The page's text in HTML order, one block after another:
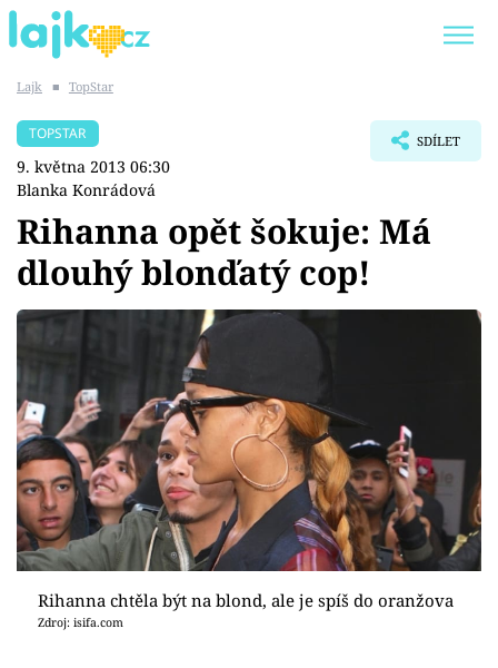
SHOPAHOLICADEL
Témata
Youtubeři
Virály
Sex a vztahy
Videa
Sledujte prima+
Lajk ■ TopStar
TOPSTAR
9. května 2013 06:30
Blanka Konrádová
SDÍLET
Rihanna opět šokuje: Má
dlouhý blonďatý cop!
Rihanna chtěla být na blond, ale je spíš do oranžova
Zdroj: isifa.com